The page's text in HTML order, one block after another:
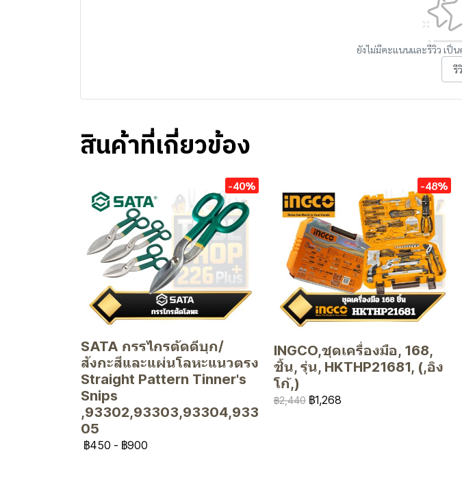
ยังไม่มีคะแนนและรีวิว เป็
รี
สินค้าที่เกี่ยวข้อง
-40%
SATA กรรไกรตัดดีบุก/
สังกะสีและแผ่นโลหะแนวตรง
Straight Pattern Tinner's
Snips
,93302,93303,93304,933
05
฿450 - ฿900
-48%
INGCO,ชุดเครื่องมือ, 168,
ชิ้น, รุ่น, HKTHP21681, (,อิง
โก้,)
฿2,440 ฿1,268